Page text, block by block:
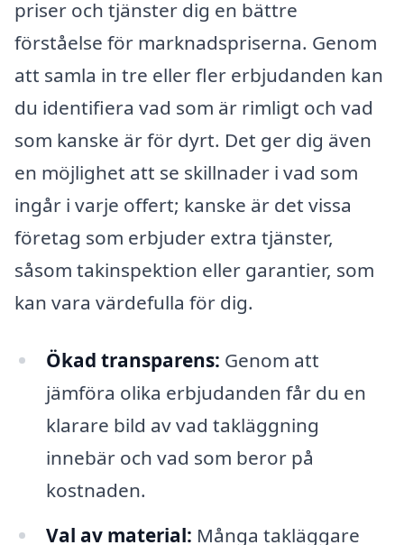
priser och tjänster dig en bättre
förståelse för marknadspriserna. Genom
att samla in tre eller fler erbjudanden kan
du identifiera vad som är rimligt och vad
som kanske är för dyrt. Det ger dig även
en möjlighet att se skillnader i vad som
ingår i varje offert; kanske är det vissa
företag som erbjuder extra tjänster,
såsom takinspektion eller garantier, som
kan vara värdefulla för dig.
Ökad transparens: Genom att
jämföra olika erbjudanden får du en
klarare bild av vad takläggning
innebär och vad som beror på
kostnaden.
Val av material: Många takläggare